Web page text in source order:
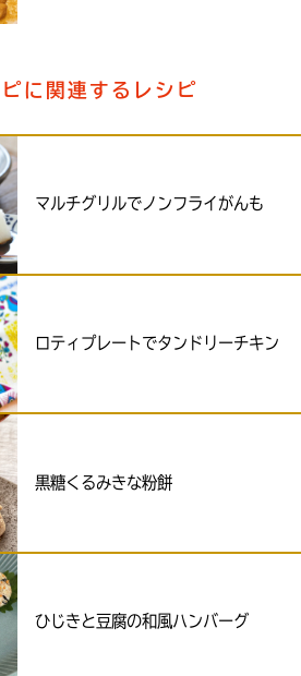
に関連するレシピ
マルチグリルでノンフライがんも
ロティプレートでタンドリーチキン
黒糖くるみきな粉餅
ひじきと豆腐の和風ハンバーグ